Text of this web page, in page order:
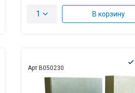
1 В корзину
Арт B050230